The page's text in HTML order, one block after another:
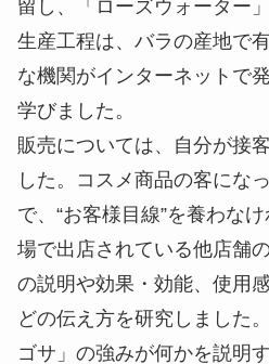
留し、「ローズウォーター
生産工程は、バラの産地で
な機関がインターネットで
学びました。
販売については、自分が接
した。コスメ商品の客にな
で、“お客様目線”を養わな
場で出店されている他店舗
の説明や効果・効能、使用
どの伝え方を研究しました
ゴサ」の強みが何かを説明